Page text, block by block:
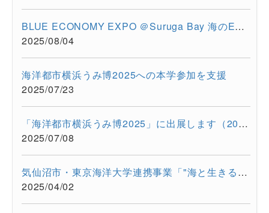
BLUE ECONOMY EXPO ＠Suruga Bay 海のEXPO（2025/7/28-7/29）に超...
2025/08/04
海洋都市横浜うみ博2025への本学参加を支援
2025/07/23
「海洋都市横浜うみ博2025」に出展します（2025年7月12日・13日）
2025/07/08
気仙沼市・東京海洋大学連携事業「"海と生きる"連続水産セミナー...
2025/04/02